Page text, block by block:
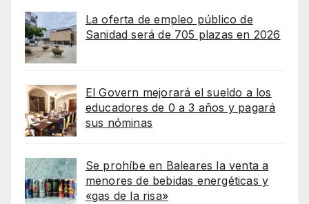
La oferta de empleo público de
Sanidad será de 705 plazas en 2026
El Govern mejorará el sueldo a los
educadores de 0 a 3 años y pagará
sus nóminas
Se prohíbe en Baleares la venta a
menores de bebidas energéticas y
«gas de la risa»